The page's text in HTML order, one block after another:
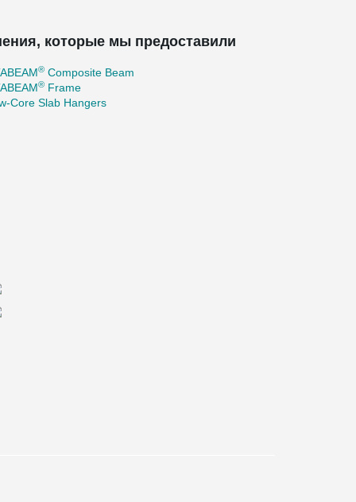
которые мы предоставили
® Composite Beam
® Frame
Core Slab Hangers